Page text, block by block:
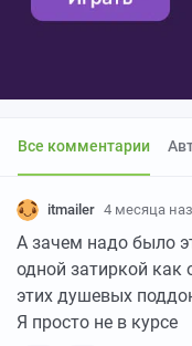
Все комментарии
itmailer 4 месяца
А зачем надо было
одной затиркой
этих душевых
Я просто не в курсе